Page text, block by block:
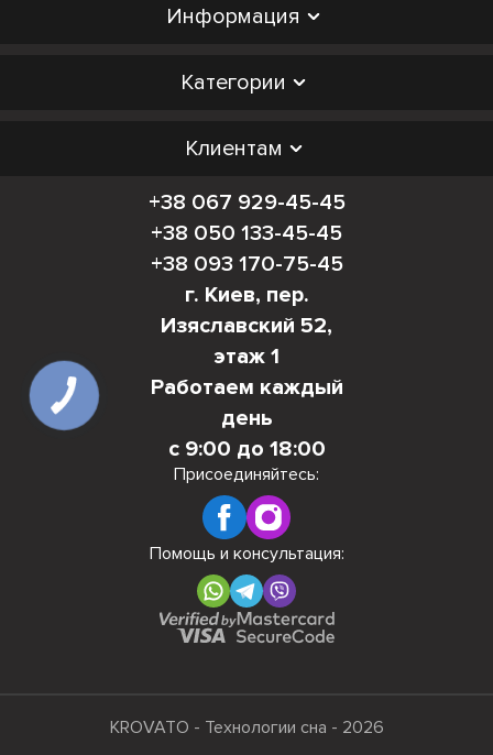
Информация
Категории
Клиентам
+38 067 929-45-45
+38 050 133-45-45
+38 093 170-75-45
г. Киев, пер.
Изяславский 52,
этаж 1
Работаем каждый
день
с 9:00 до 18:00
Присоединяйтесь:
Помощь и консультация:
KROVATO - Технологии сна - 2026